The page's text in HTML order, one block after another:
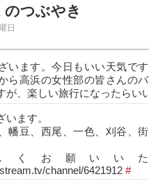
つぶやき
日
います。今日もいい天気で
ら高浜の女性部の皆さんの
が、楽しい旅行になったらい
います。
幡豆、西尾、一色、刈谷、
くお願いい
channel/6421912 #